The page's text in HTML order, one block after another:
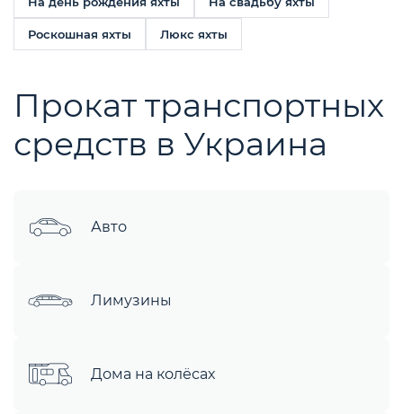
Роскошная яхты Люкс яхты
Прокат транспортных
средств в Украина
Авто
Лимузины
Дома на колёсах